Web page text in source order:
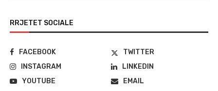
RRJETET SOCIALE
FACEBOOK
TWITTER
INSTAGRAM
LINKEDIN
YOUTUBE
EMAIL